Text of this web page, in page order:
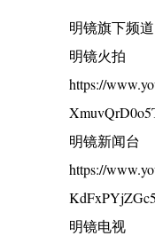
明镜旗下频道
明镜火拍
https://
明镜新闻台
https://
明镜电视